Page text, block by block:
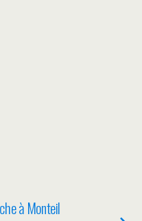
à Monteil